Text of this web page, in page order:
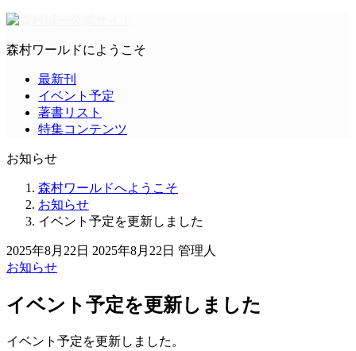
森村ワールドにようこそ
最新刊
イベント予定
著書リスト
特集コンテンツ
お知らせ
森村ワールドへようこそ
お知らせ
イベント予定を更新しました
2025年8月22日 2025年8月22日 管理人
お知らせ
イベント予定を更新しました
イベント予定を更新しました。